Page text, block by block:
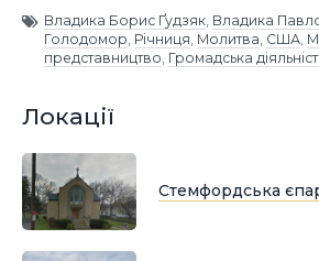
Владика Борис Ґудзяк, Владика
Голодомор, Річниця, Молитва, США,
представництво, Громадська
Локації
Стемфордська